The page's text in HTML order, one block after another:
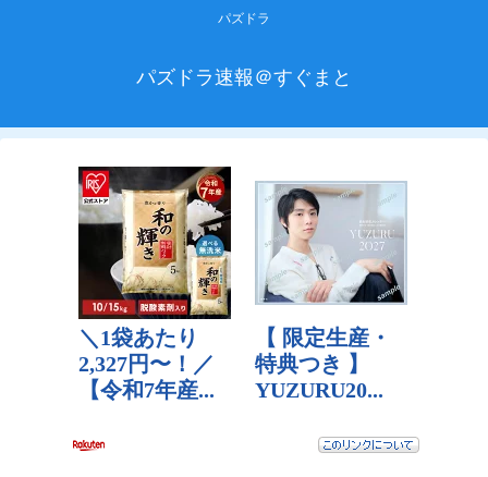
パズドラ
パズドラ速報＠すぐまと